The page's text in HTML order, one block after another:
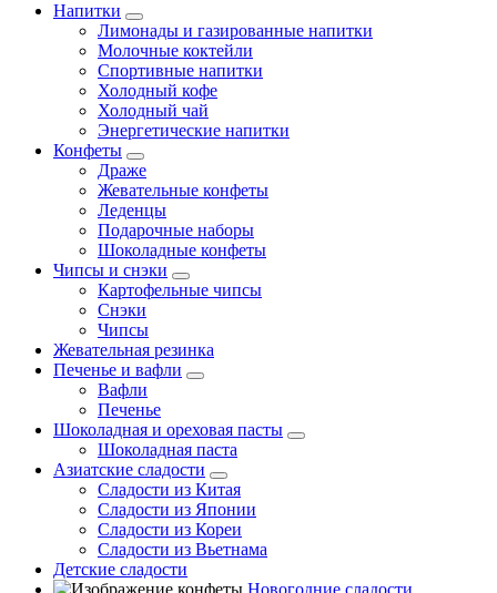
Напитки
Лимонады и газированные напитки
Молочные коктейли
Спортивные напитки
Холодный кофе
Холодный чай
Энергетические напитки
Конфеты
Драже
Жевательные конфеты
Леденцы
Подарочные наборы
Шоколадные конфеты
Чипсы и снэки
Картофельные чипсы
Снэки
Чипсы
Жевательная резинка
Печенье и вафли
Вафли
Печенье
Шоколадная и ореховая пасты
Шоколадная паста
Азиатские сладости
Сладости из Китая
Сладости из Японии
Сладости из Кореи
Сладости из Вьетнама
Детские сладости
Новогодние сладости